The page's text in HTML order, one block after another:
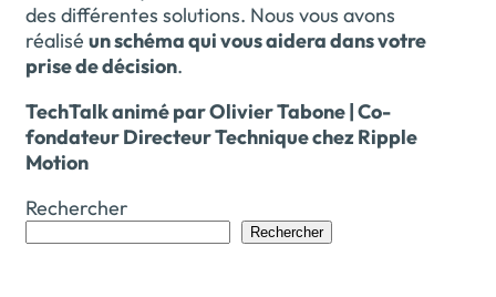
des différentes solutions. Nous vous avons
réalisé un schéma qui vous aidera dans votre
prise de décision.
TechTalk animé par Olivier Tabone | Co-
fondateur Directeur Technique chez Ripple
Motion
Rechercher
Rechercher